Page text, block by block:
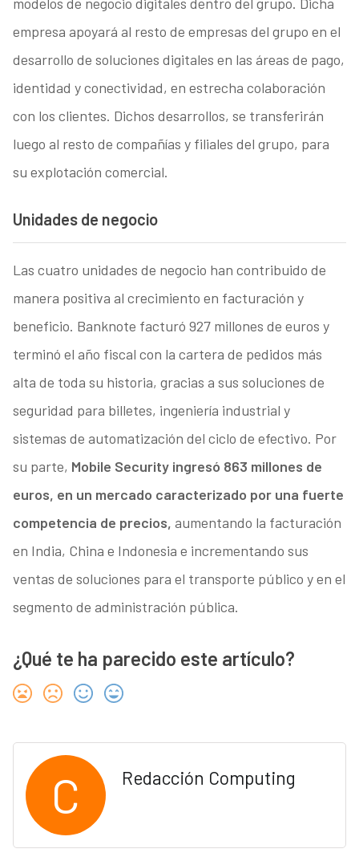
modelos de negocio digitales dentro del grupo. Dicha
empresa apoyará al resto de empresas del grupo en el
desarrollo de soluciones digitales en las áreas de pago,
identidad y conectividad, en estrecha colaboración
con los clientes. Dichos desarrollos, se transferirán
luego al resto de compañías y filiales del grupo, para
su explotación comercial.
Unidades de negocio
Las cuatro unidades de negocio han contribuido de
manera positiva al crecimiento en facturación y
beneficio. Banknote facturó 927 millones de euros y
terminó el año fiscal con la cartera de pedidos más
alta de toda su historia, gracias a sus soluciones de
seguridad para billetes, ingeniería industrial y
sistemas de automatización del ciclo de efectivo. Por
su parte, Mobile Security ingresó 863 millones de
euros, en un mercado caracterizado por una fuerte
competencia de precios, aumentando la facturación
en India, China e Indonesia e incrementando sus
ventas de soluciones para el transporte público y en el
segmento de administración pública.
¿Qué te ha parecido este artículo?
C Redacción Computing